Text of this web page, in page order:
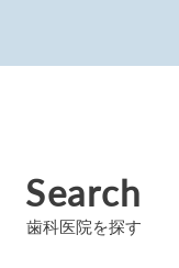
Search
歯科医院を探す